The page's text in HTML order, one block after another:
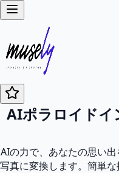
AIポラロイドイ
AIの力で、あなたの思い
写真に変換します。簡単